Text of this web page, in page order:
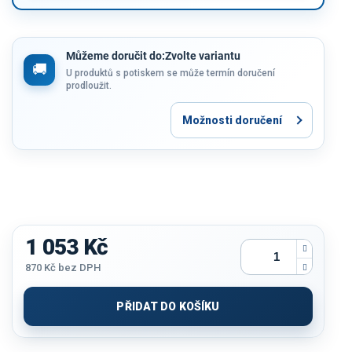
Můžeme doručit do:Zvolte variantu
U produktů s potiskem se může termín doručení
prodloužit.
Možnosti doručení
1 053 Kč
870 Kč bez DPH
cena:
PŘIDAT DO KOŠÍKU